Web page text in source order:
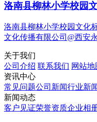
洛南县柳林小学校园
洛南县柳林小学校园文化
文化传播有限公司@西安
关于我们
公司介绍 联系我们 网站地
资讯中心
常见问题公司新闻行业新
新闻动态
客户见证荣誉资质企业相